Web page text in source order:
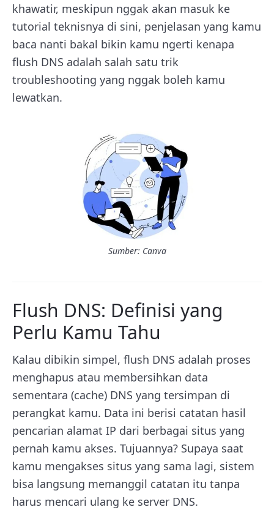
khawatir, meskipun nggak akan masuk ke
tutorial teknisnya di sini, penjelasan yang kamu
baca nanti bakal bikin kamu ngerti kenapa
flush DNS adalah salah satu trik
troubleshooting yang nggak boleh kamu
lewatkan.
Sumber: Canva
Flush DNS: Definisi yang
Perlu Kamu Tahu
Kalau dibikin simpel, flush DNS adalah proses
menghapus atau membersihkan data
sementara (cache) DNS yang tersimpan di
perangkat kamu. Data ini berisi catatan hasil
pencarian alamat IP dari berbagai situs yang
pernah kamu akses. Tujuannya? Supaya saat
kamu mengakses situs yang sama lagi, sistem
bisa langsung memanggil catatan itu tanpa
harus mencari ulang ke server DNS.